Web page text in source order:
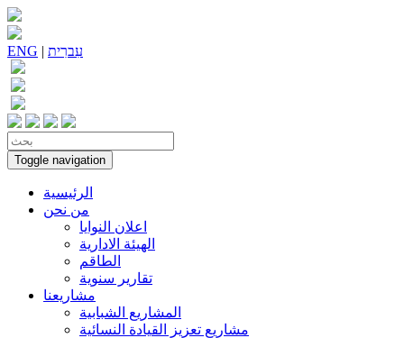
ENG | עִברִית
Toggle navigation
الرئيسية
من نحن
اعلان النوايا
الهيئة الادارية
الطاقم
تقارير سنوية
مشاريعنا
المشاريع الشبابية
مشاريع تعزيز القيادة النسائية